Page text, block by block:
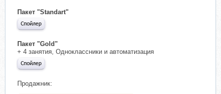
Пакет "Standart"
Спойлер
Пакет "Gold"
+ 4 занятия, Одноклассники и автоматизация
Спойлер
Продажник: